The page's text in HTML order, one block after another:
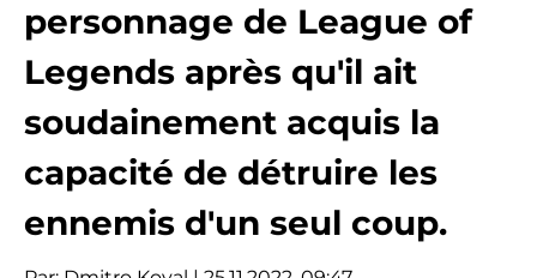
personnage de League of
Legends après qu'il ait
soudainement acquis la
capacité de détruire les
ennemis d'un seul coup.